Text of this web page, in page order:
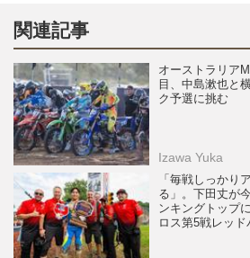
関連記事
オーストラリア
目、中島漱也と
ク予選に挑む
Izawa Yuka
「毎戦しっかり
る」。下田丈が
ンキングトップ
ロス第5戦レッド